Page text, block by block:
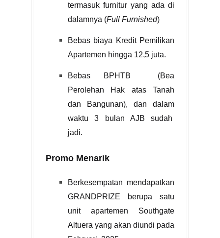
termasuk furnitur yang ada di
dalamnya (Full Furnished)
Bebas biaya Kredit Pemilikan
Apartemen hingga 12,5 juta.
Bebas BPHTB (Bea
Perolehan Hak atas Tanah
dan Bangunan), dan dalam
waktu 3 bulan AJB sudah
jadi.
Promo Menarik
Berkesempatan mendapatkan
GRANDPRIZE berupa satu
unit apartemen Southgate
Altuera yang akan diundi pada